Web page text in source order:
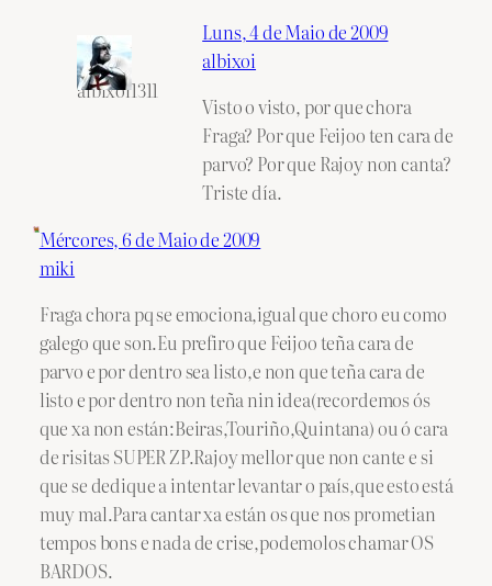
albixoi1311
Luns, 4 de Maio de 2009
albixoi
Visto o visto, por que chora
Fraga? Por que Feijoo ten cara de
parvo? Por que Rajoy non canta?
Triste día.
Mércores, 6 de Maio de 2009
miki
Fraga chora pq se emociona,igual que choro eu como
galego que son.Eu prefiro que Feijoo teña cara de
parvo e por dentro sea listo,e non que teña cara de
listo e por dentro non teña nin idea(recordemos ós
que xa non están:Beiras,Touriño,Quintana) ou ó cara
de risitas SUPER ZP.Rajoy mellor que non cante e si
que se dedique a intentar levantar o país,que esto está
muy mal.Para cantar xa están os que nos prometian
tempos bons e nada de crise,podemolos chamar OS
BARDOS.